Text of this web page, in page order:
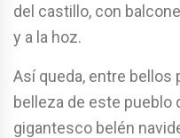
del castillo, con
y a la hoz.
Así queda, entre bellos
belleza de este pueblo
gigantesco belén